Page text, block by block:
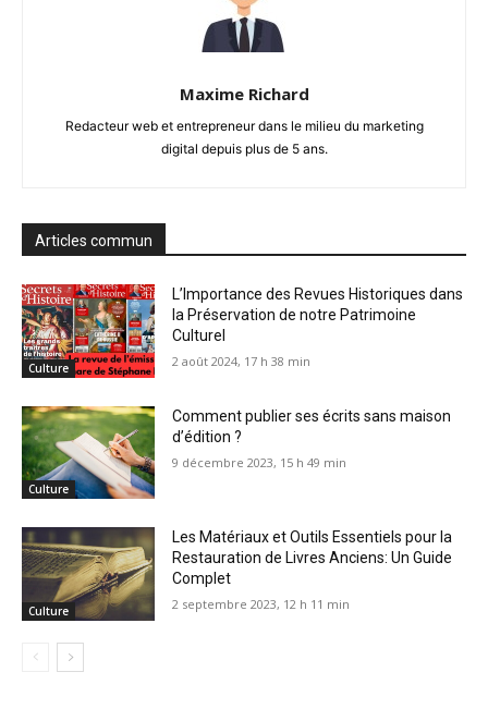
Maxime Richard
Redacteur web et entrepreneur dans le milieu du marketing
digital depuis plus de 5 ans.
Articles commun
Culture
L’Importance des Revues Historiques dans
la Préservation de notre Patrimoine
Culturel
2 août 2024, 17 h 38 min
Culture
Comment publier ses écrits sans maison
d’édition ?
9 décembre 2023, 15 h 49 min
Culture
Les Matériaux et Outils Essentiels pour la
Restauration de Livres Anciens: Un Guide
Complet
2 septembre 2023, 12 h 11 min